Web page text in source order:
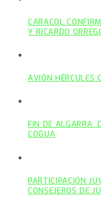
CARACOL
Y RICARDO
AVIÓN HÉRCULES
FIN DE ALGARRA:
COGUA
PARTICIPACIÓN
CONSEJEROS DE